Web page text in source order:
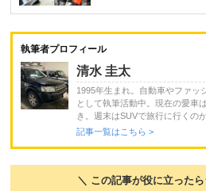
執筆者プロフィール
清水 圭太
1995年生まれ。自動車やファッ
として執筆活動中。現在の愛車
き。週末はSUVで旅行に行くの
記事一覧はこちら >
＼ この記事が役に立った